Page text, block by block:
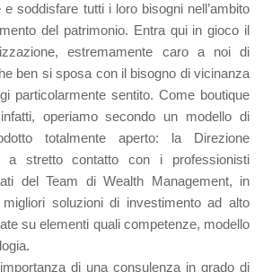
soddisfare tutti i loro bisogni nell’ambito
del patrimonio. Entra qui in gioco il
estremamente caro a noi di
ben si sposa con il bisogno di vicinanza
particolarmente sentito. Come boutique
operiamo secondo un modello di
totalmente aperto: la Direzione
a stretto contatto con i professionisti
del Team di Wealth Management, in
soluzioni di investimento ad alto
su elementi quali competenze, modello
di una consulenza in grado di